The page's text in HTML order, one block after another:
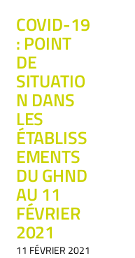
COVID-19
: POINT
DE
SITUATIO
N DANS
LES
ÉTABLISS
EMENTS
DU GHND
AU 11
FÉVRIER
2021
11 FÉVRIER 2021